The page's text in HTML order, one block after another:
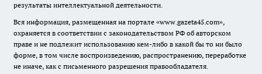
результаты интеллектуальной деятельности.
Вся информация, размещенная на портале «www.gazeta45.com»,
охраняется в соответствии с законодательством РФ об авторском
праве и не подлежит использованию кем-либо в какой бы то ни было
форме, в том числе воспроизведению, распространению, переработке
не иначе, как с письменного разрешения правообладателя.